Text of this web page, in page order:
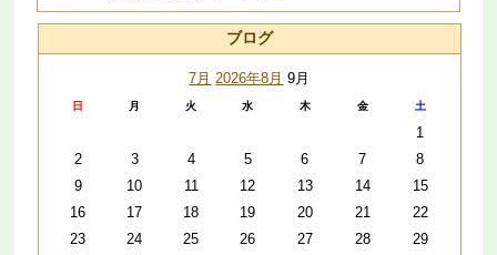
ブログ
7月 2026年8月 9月
日 月 火 水 木 金 土
1
2
3 4 5 6 7
8
9
10 11 12 13 14
15
16
17 18 19 20 21
22
23
24 25 26 27 28
29